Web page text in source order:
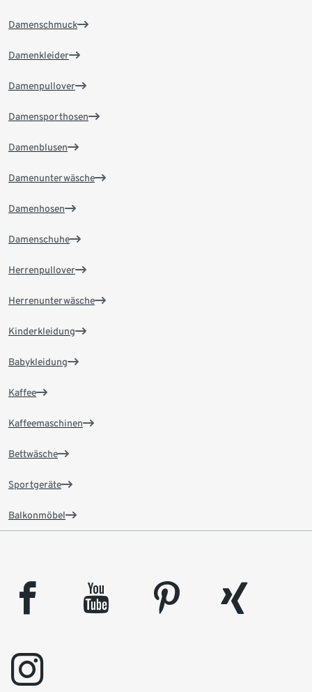
Damenschmuck
Damenkleider
Damenpullover
Damensporthosen
Damenblusen
Damenunterwäsche
Damenhosen
Damenschuhe
Herrenpullover
Herrenunterwäsche
Kinderkleidung
Babykleidung
Kaffee
Kaffeemaschinen
Bettwäsche
Sportgeräte
Balkonmöbel
facebook youtube pinterest
xing
instagram